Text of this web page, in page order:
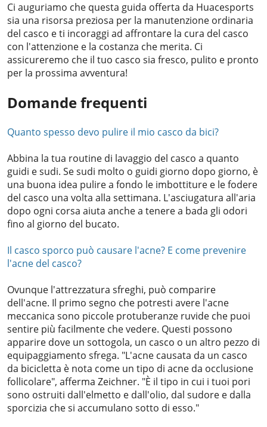
Ci auguriamo che questa guida offerta da Huacesports
sia una risorsa preziosa per la manutenzione ordinaria
del casco e ti incoraggi ad affrontare la cura del casco
con l'attenzione e la costanza che merita. Ci
assicureremo che il tuo casco sia fresco, pulito e pronto
per la prossima avventura!
Domande frequenti
Quanto spesso devo pulire il mio casco da bici?
Abbina la tua routine di lavaggio del casco a quanto
guidi e sudi. Se sudi molto o guidi giorno dopo giorno, è
una buona idea pulire a fondo le imbottiture e le fodere
del casco una volta alla settimana. L'asciugatura all'aria
dopo ogni corsa aiuta anche a tenere a bada gli odori
fino al giorno del bucato.
Il casco sporco può causare l'acne? E come prevenire
l'acne del casco?
Ovunque l'attrezzatura sfreghi, può comparire
dell'acne. Il primo segno che potresti avere l'acne
meccanica sono piccole protuberanze ruvide che puoi
sentire più facilmente che vedere. Questi possono
apparire dove un sottogola, un casco o un altro pezzo di
equipaggiamento sfrega. "L'acne causata da un casco
da bicicletta è nota come un tipo di acne da occlusione
follicolare", afferma Zeichner. "È il tipo in cui i tuoi pori
sono ostruiti dall'elmetto e dall'olio, dal sudore e dalla
sporcizia che si accumulano sotto di esso."